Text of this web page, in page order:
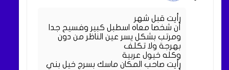
رأيت قبل شهر
أن شخصا معاه اسطبل كبير وفسيح جدا
ومرتب بشكل يسر عين الناظر من دون
بهرجة ولا تكلف
وكله خيول عربية
رأيت صاحب المكان ماسك بسرج خيل بني